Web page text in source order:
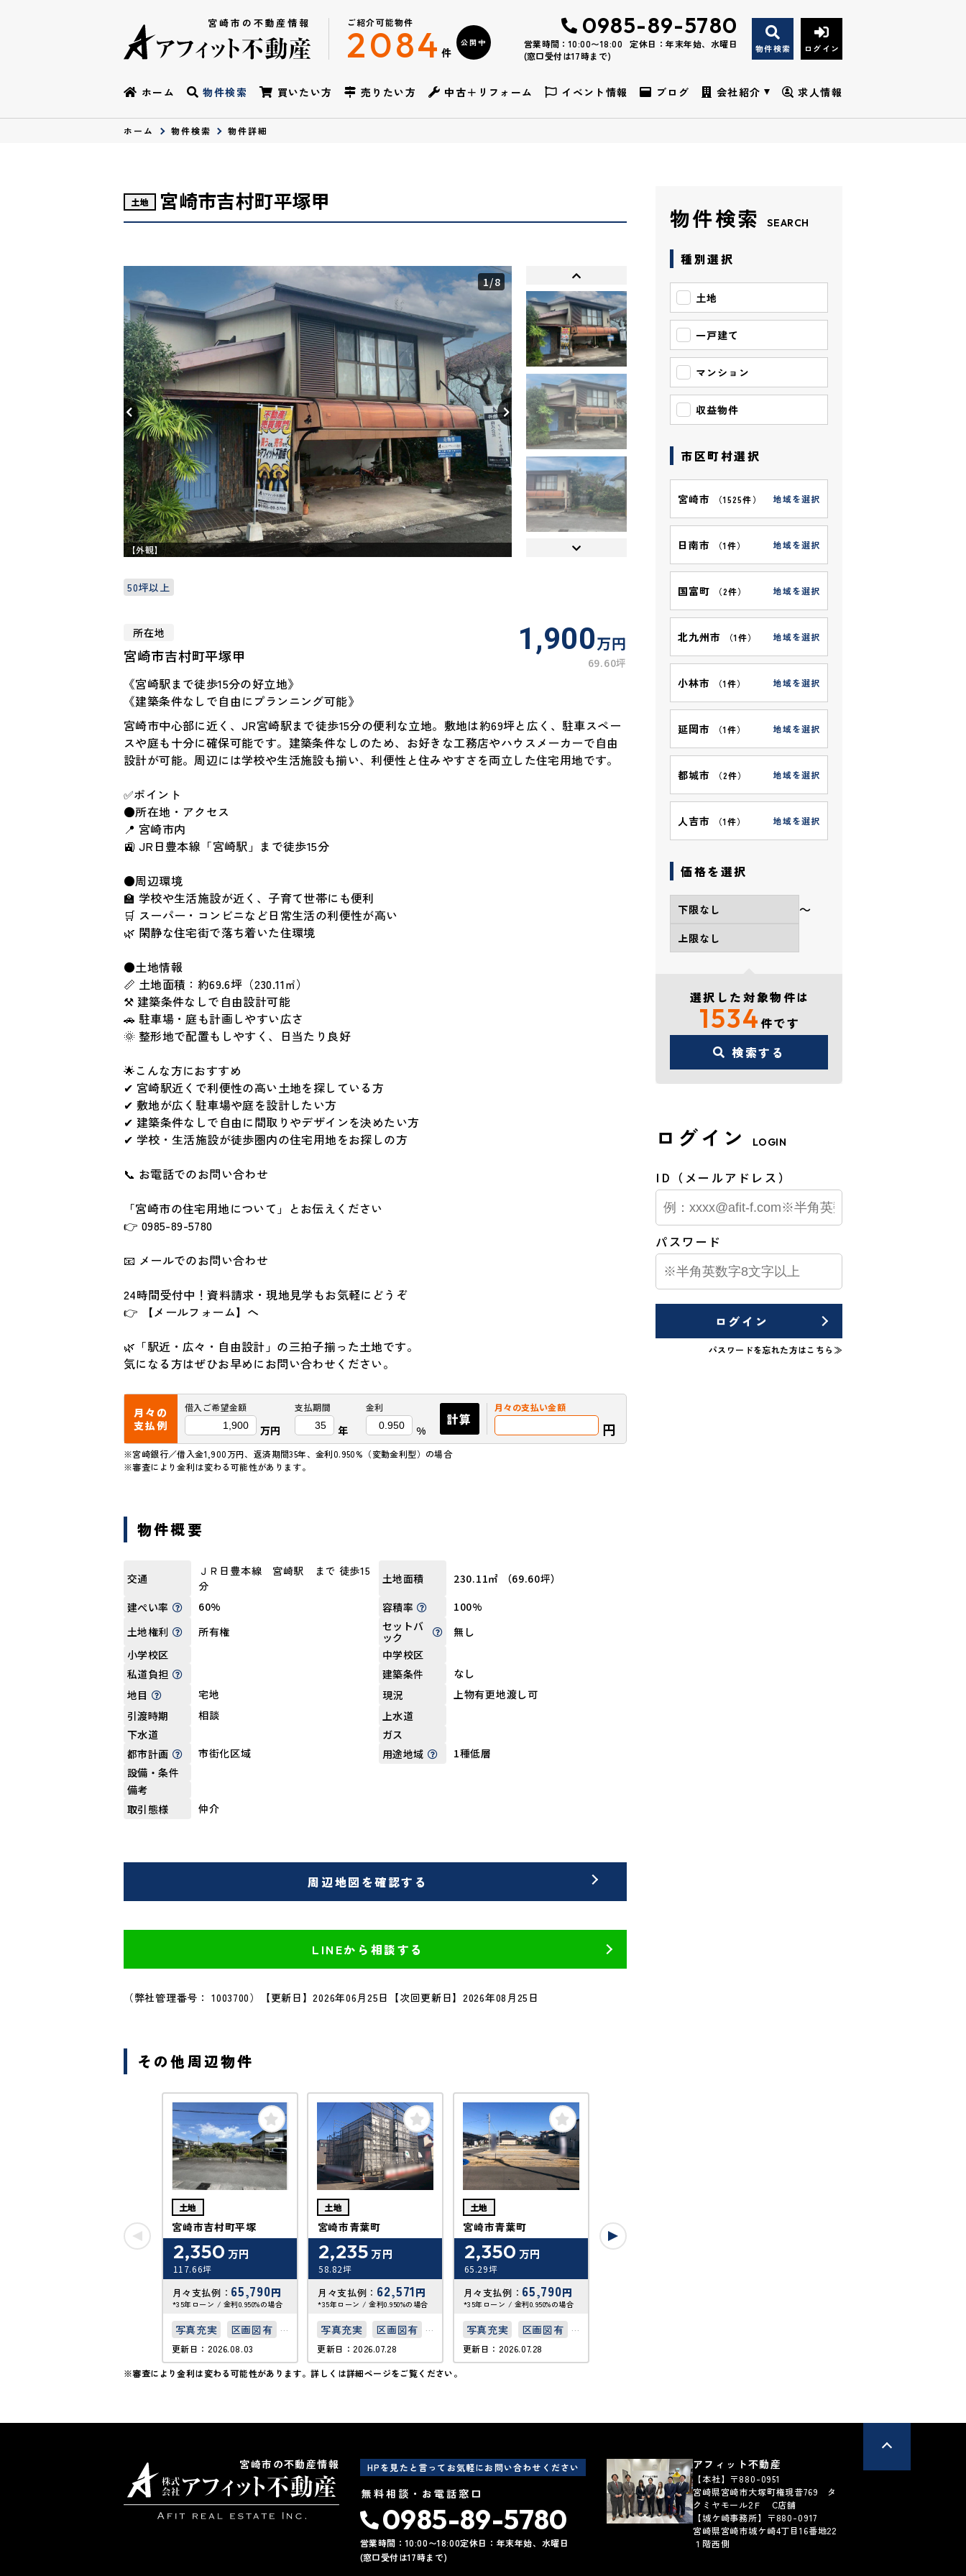
ご紹介可能物件
2084件
公開中
宮崎市の不動産情報 0985-89-5780
営業時間：10:00〜18:00
定休日：年末年始、水曜日
(窓口受付は17時まで)
物件検索 ログイン
ホーム 物件検索 買いたい方 売りたい方 中古＋リフォーム イベント情報 ブログ 会社紹介 求人情報
ホーム 物件検索 物件詳細
土地 宮崎市吉村町平塚甲
1/8
【外観】
50坪以上
所在地
宮崎市吉村町平塚甲 1,900万円
69.60坪
《宮崎駅まで徒歩15分の好立地》
《建築条件なしで自由にプランニング可能》
宮崎市中心部に近く、JR宮崎駅まで徒歩15分の便利な立地。敷地は約69坪と広く、駐車スペー
スや庭も十分に確保可能です。建築条件なしのため、お好きな工務店やハウスメーカーで自由
設計が可能。周辺には学校や生活施設も揃い、利便性と住みやすさを両立した住宅用地です。
✅ポイント
●所在地・アクセス
📍 宮崎市内
🚉 JR日豊本線「宮崎駅」まで徒歩15分
●周辺環境
🏫 学校や生活施設が近く、子育て世帯にも便利
🛒 スーパー・コンビニなど日常生活の利便性が高い
🌿 閑静な住宅街で落ち着いた住環境
●土地情報
📏 土地面積：約69.6坪（230.11㎡）
⚒ 建築条件なしで自由設計可能
🚗 駐車場・庭も計画しやすい広さ
🌞 整形地で配置もしやすく、日当たり良好
🌟こんな方におすすめ
✔ 宮崎駅近くで利便性の高い土地を探している方
✔ 敷地が広く駐車場や庭を設計したい方
✔ 建築条件なしで自由に間取りやデザインを決めたい方
✔ 学校・生活施設が徒歩圏内の住宅用地をお探しの方
📞 お電話でのお問い合わせ
「宮崎市の住宅用地について」とお伝えください
👉 0985-89-5780
📧 メールでのお問い合わせ
24時間受付中！資料請求・現地見学もお気軽にどうぞ
👉 【メールフォーム】へ
🌿「駅近・広々・自由設計」の三拍子揃った土地です。
気になる方はぜひお早めにお問い合わせください。
月々の
支払例
借入ご希望金額
万円
支払期間
年
金利
%
計算
月々の支払い金額
円
※宮崎銀行／借入金1,900万円、返済期間35年、金利0.950%（変動金利型）の場合
※審査により金利は変わる可能性があります。
物件概要
交通
ＪＲ日豊本線 宮崎駅 まで 徒歩15
分
土地面積
230.11㎡ （69.60坪）
建ぺい率
60% 容積率
100%
土地権利
所有権
セットバ
ック
無し
小学校区
中学校区
私道負担
建築条件
なし
地目
宅地 現況
上物有更地渡し可
引渡時期
相談
上水道
下水道
ガス
都市計画
市街化区域 用途地域
1種低層
設備・条件
備考
取引態様
仲介
周辺地図を確認する
LINEから相談する
（弊社管理番号： 1003700） 【更新日】2026年06月25日 【次回更新日】2026年08月25日
その他周辺物件
土地
宮崎市吉村町平塚
2,350 万円
117.66坪
月々支払例： 65,790円
*35年ローン / 金利0.950%の場合
写真充実
区画図有
50坪以上
接道6ｍ以上
更新日：2026.08.03
土地
宮崎市青葉町
2,235万円
58.82坪
月々支払例： 62,571円
*35年ローン / 金利0.950%の場合
写真充実
区画図有
50坪以上
更新日：2026.07.28
土地
宮崎市青葉町
2,350 万円
65.29坪
月々支払例： 65,790円
*35年ローン / 金利0.950%の場合
写真充実
区画図有
50坪以上
更新日：2026.07.28
宮崎市青葉町
2,849
※審査により金利は変わる可能性があります。詳しくは詳細ページをご覧ください。
物件検索 SEARCH
種別選択
土地
一戸建て
マンション
収益物件
市区町村選択
宮崎市 （1525件） 地域を選択
日南市 （1件） 地域を選択
国富町 （2件） 地域を選択
北九州市 （1件） 地域を選択
小林市 （1件） 地域を選択
延岡市 （1件） 地域を選択
都城市 （2件） 地域を選択
人吉市 （1件） 地域を選択
価格を選択
〜
選択した対象物件は
1534件です
検索する
ログイン LOGIN
ID（メールアドレス）
パスワード
ログイン
パスワードを忘れた方はこちら≫
宮崎市の不動産情報 HPを見たと言ってお気軽にお問い合わせください
無料相談・お電話窓口
0985-89-5780
営業時間：10:00〜18:00定休日：年末年始、水曜日
(窓口受付は17時まで)
アフィット不動産
【本社】〒880-0951
宮崎県宮崎市大塚町権現昔769 タ
クミヤモール2Ｆ C店舗
【城ケ崎事務所】〒880-0917
宮崎県宮崎市城ケ崎4丁目16番地22
１階西側